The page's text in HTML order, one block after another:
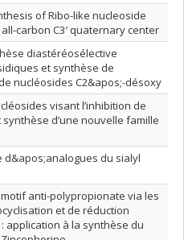
of Ribo-like nucleoside
carbon C3′ quaternary center
diastéréosélective
et synthèse de
nucléosides C2&apos;-désoxy
visant l’inhibition de
d’une nouvelle famille
du sialyl
anti-polypropionate via les
et de réduction
application à la synthèse du